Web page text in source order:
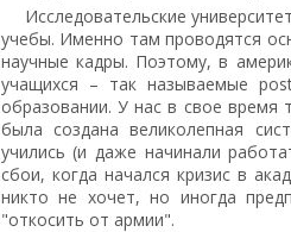
Исследовательские
учебы. Именно там проводятся
научные кадры. Поэтому, в
учащихся – так называемые
образовании. У нас в свое
была создана великолепная
учились (и даже начинали
сбои, когда начался кризис в
никто не хочет, но иногда
"откосить от армии".